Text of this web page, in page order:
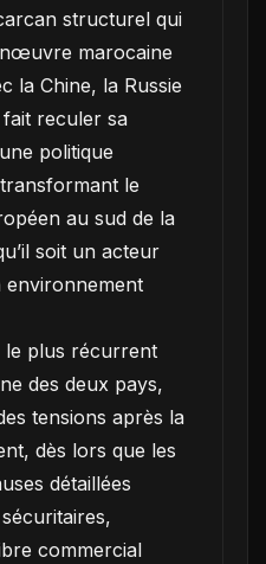
structurel qui
marocaine
la Chine, la Russie
reculer sa
politique
le
au sud de la
soit un acteur
environnement
le plus récurrent
des deux pays,
tensions après la
dès lors que les
détaillées
commercial